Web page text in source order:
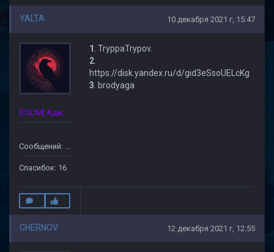
YALTA 10 декабря 2021 г, 15:47
[CSDM] Администратор
Сообщений: 175
Спасибок: 16
1 . TryppaTrypov.
2
https://disk.yandex.ru/d/gid3eSsoUELcKg
3 . brodyaga
CHERNOV 12 декабря 2021 г, 12:55